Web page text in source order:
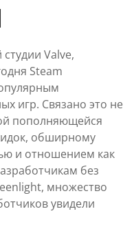
Valve,
Steam
игр. Связано это не
пополняющейся
обширному
и отношением как
без
множество
увидели